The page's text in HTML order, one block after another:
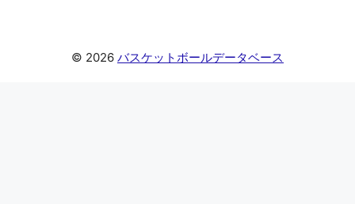
© 2026 バスケットボールデータベース